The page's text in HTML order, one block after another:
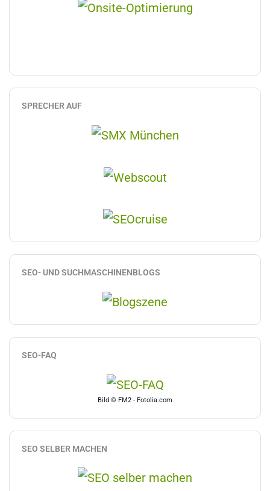
SPRECHER AUF
SEO- UND SUCHMASCHINENBLOGS
SEO-FAQ
Bild © FM2 - Fotolia.com
SEO SELBER MACHEN